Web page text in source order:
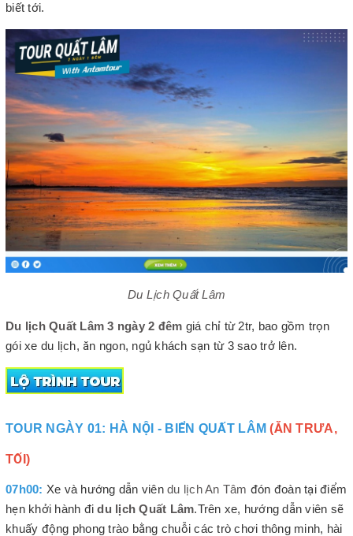
biết tới.
Du Lịch Quất Lâm
Du lịch Quất Lâm 3 ngày 2 đêm giá chỉ từ 2tr, bao gồm trọn
gói xe du lịch, ăn ngon, ngủ khách sạn từ 3 sao trở lên.
TOUR NGÀY 01: HÀ NỘI - BIỂN QUẤT LÂM (ĂN TRƯA,
TỐI)
07h00: Xe và hướng dẫn viên du lịch An Tâm đón đoàn tại điểm
hẹn khởi hành đidu lịch Quất Lâm.Trên xe, hướng dẫn viên sẽ
khuấy động phong trào bằng chuỗi các trò chơi thông minh, hài